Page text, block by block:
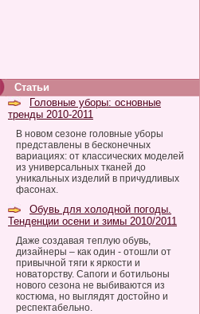
Статьи
Головные уборы: основные
тренды 2010-2011
В новом сезоне головные уборы
представлены в бесконечных
вариациях: от классических моделей
из универсальных тканей до
уникальных изделий в причудливых
фасонах.
Обувь для холодной погоды.
Тенденции осени и зимы 2010/2011
Даже создавая теплую обувь,
дизайнеры – как один - отошли от
привычной тяги к яркости и
новаторству. Сапоги и ботильоны
нового сезона не выбиваются из
костюма, но выглядят достойно и
респектабельно.